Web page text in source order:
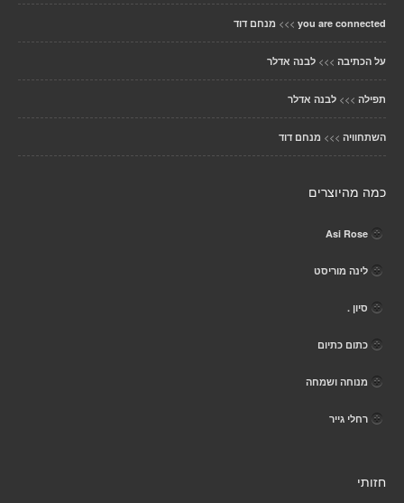
you are connected
>>> מנחם דוד
על הכתיבה >>> לבנה אדלר
תפילה >>> לבנה אדלר
השתחוויה >>> מנחם דוד
כמה מהיוצרים
Asi Rose
לינה מוריסט
סיון .
כתום כתיום
מנוחה ושמחה
רחלי גייר
חזותי